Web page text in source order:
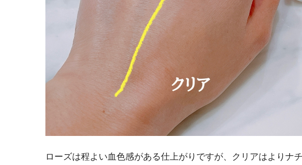
ローズは程よい血色感がある仕上がりですが、クリアはよりナ